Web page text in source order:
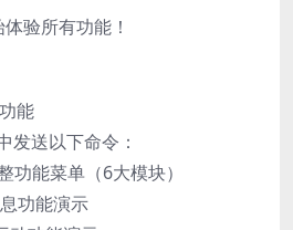
验所有功能！
能
发送以下命令：
能菜单（6大模块）
功能演示